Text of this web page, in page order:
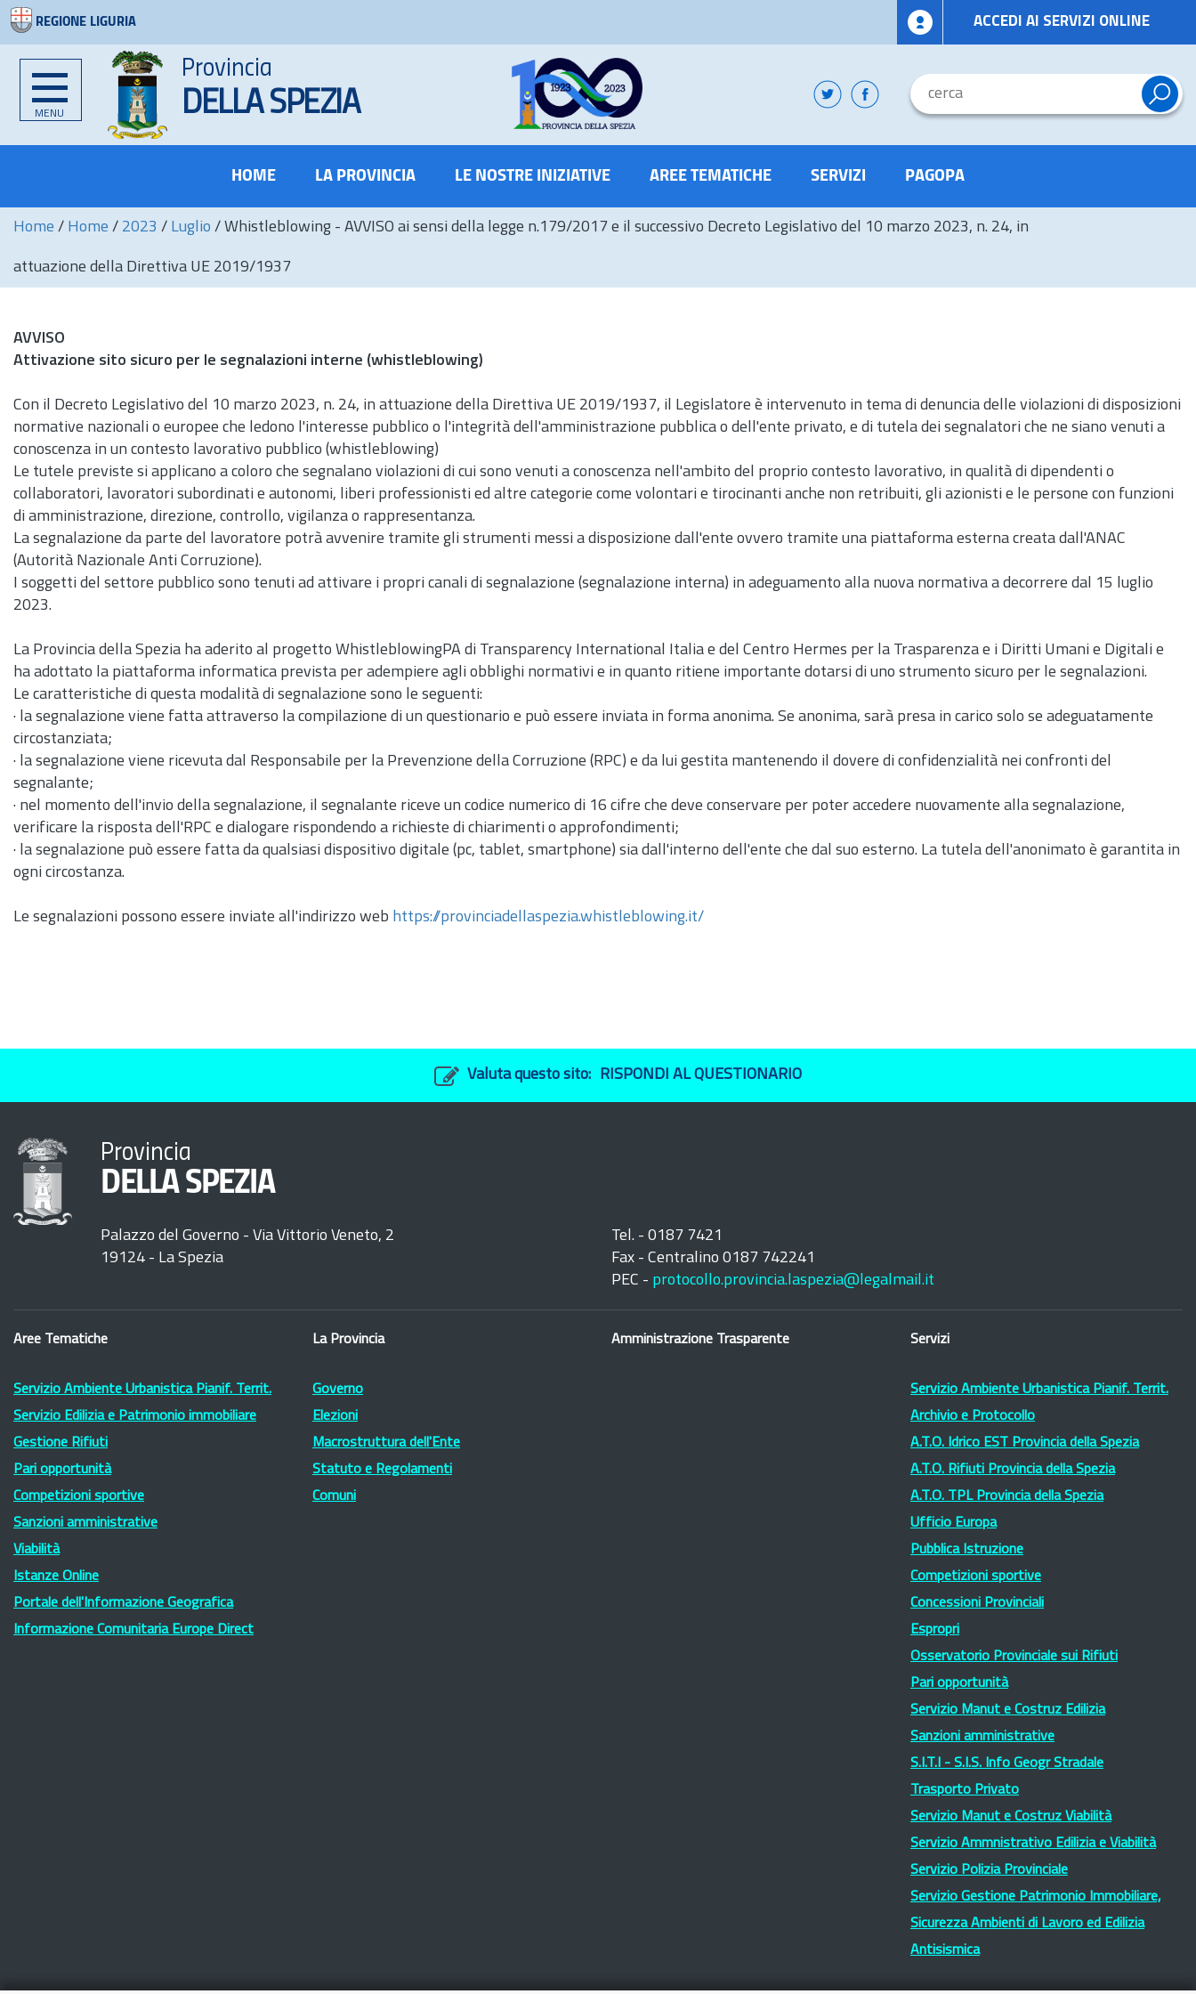
REGIONE LIGURIA ACCEDI AI SERVIZI ONLINE
MENU
Provincia
DELLA SPEZIA
HOME LA PROVINCIA LE NOSTRE INIZIATIVE AREE TEMATICHE SERVIZI PAGOPA
Home / Home / 2023 / Luglio / Whistleblowing - AVVISO ai sensi della legge n.179/2017 e il successivo Decreto Legislativo del 10 marzo 2023, n. 24, in
attuazione della Direttiva UE 2019/1937
AVVISO
Attivazione sito sicuro per le segnalazioni interne (whistleblowing)
Con il Decreto Legislativo del 10 marzo 2023, n. 24, in attuazione della Direttiva UE 2019/1937, il Legislatore è intervenuto in tema di denuncia delle violazioni di disposizioni
normative nazionali o europee che ledono l'interesse pubblico o l'integrità dell'amministrazione pubblica o dell'ente privato, e di tutela dei segnalatori che ne siano venuti a
conoscenza in un contesto lavorativo pubblico (whistleblowing)
Le tutele previste si applicano a coloro che segnalano violazioni di cui sono venuti a conoscenza nell'ambito del proprio contesto lavorativo, in qualità di dipendenti o
collaboratori, lavoratori subordinati e autonomi, liberi professionisti ed altre categorie come volontari e tirocinanti anche non retribuiti, gli azionisti e le persone con funzioni
di amministrazione, direzione, controllo, vigilanza o rappresentanza.
La segnalazione da parte del lavoratore potrà avvenire tramite gli strumenti messi a disposizione dall'ente ovvero tramite una piattaforma esterna creata dall'ANAC
(Autorità Nazionale Anti Corruzione).
I soggetti del settore pubblico sono tenuti ad attivare i propri canali di segnalazione (segnalazione interna) in adeguamento alla nuova normativa a decorrere dal 15 luglio
2023.
La Provincia della Spezia ha aderito al progetto WhistleblowingPA di Transparency International Italia e del Centro Hermes per la Trasparenza e i Diritti Umani e Digitali e
ha adottato la piattaforma informatica prevista per adempiere agli obblighi normativi e in quanto ritiene importante dotarsi di uno strumento sicuro per le segnalazioni.
Le caratteristiche di questa modalità di segnalazione sono le seguenti:
· la segnalazione viene fatta attraverso la compilazione di un questionario e può essere inviata in forma anonima. Se anonima, sarà presa in carico solo se adeguatamente
circostanziata;
· la segnalazione viene ricevuta dal Responsabile per la Prevenzione della Corruzione (RPC) e da lui gestita mantenendo il dovere di confidenzialità nei confronti del
segnalante;
· nel momento dell'invio della segnalazione, il segnalante riceve un codice numerico di 16 cifre che deve conservare per poter accedere nuovamente alla segnalazione,
verificare la risposta dell'RPC e dialogare rispondendo a richieste di chiarimenti o approfondimenti;
· la segnalazione può essere fatta da qualsiasi dispositivo digitale (pc, tablet, smartphone) sia dall'interno dell'ente che dal suo esterno. La tutela dell'anonimato è garantita in
ogni circostanza.
Le segnalazioni possono essere inviate all'indirizzo web https://provinciadellaspezia.whistleblowing.it/
Valuta questo sito: RISPONDI AL QUESTIONARIO
Provincia
DELLA SPEZIA
Palazzo del Governo - Via Vittorio Veneto, 2
19124 - La Spezia
Tel. - 0187 7421
Fax - Centralino 0187 742241
PEC - protocollo.provincia.laspezia@legalmail.it
Aree Tematiche
Servizio Ambiente Urbanistica Pianif. Territ.
Servizio Edilizia e Patrimonio immobiliare
Gestione Rifiuti
Pari opportunità
Competizioni sportive
Sanzioni amministrative
Viabilità
Istanze Online
Portale dell'Informazione Geografica
Informazione Comunitaria Europe Direct
La Provincia
Governo
Elezioni
Macrostruttura dell'Ente
Statuto e Regolamenti
Comuni
Amministrazione Trasparente Servizi
Servizio Ambiente Urbanistica Pianif. Territ.
Archivio e Protocollo
A.T.O. Idrico EST Provincia della Spezia
A.T.O. Rifiuti Provincia della Spezia
A.T.O. TPL Provincia della Spezia
Ufficio Europa
Pubblica Istruzione
Competizioni sportive
Concessioni Provinciali
Espropri
Osservatorio Provinciale sui Rifiuti
Pari opportunità
Servizio Manut e Costruz Edilizia
Sanzioni amministrative
S.I.T.I - S.I.S. Info Geogr Stradale
Trasporto Privato
Servizio Manut e Costruz Viabilità
Servizio Ammnistrativo Edilizia e Viabilità
Servizio Polizia Provinciale
Servizio Gestione Patrimonio Immobiliare,
Sicurezza Ambienti di Lavoro ed Edilizia
Antisismica